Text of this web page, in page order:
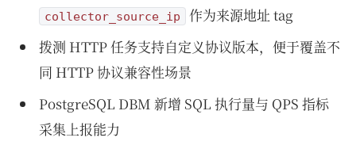
collector_source_ip 作为来源地址 tag
拨测 HTTP 任务支持自定义协议版本，便于覆盖不
同 HTTP 协议兼容性场景
PostgreSQL DBM 新增 SQL 执行量与 QPS 指标
采集上报能力